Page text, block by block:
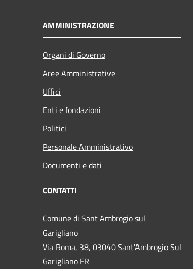
AMMINISTRAZIONE
Organi di Governo
Aree Amministrative
Uffici
Enti e fondazioni
Politici
Personale Amministrativo
Documenti e dati
CONTATTI
Comune di Sant Ambrogio sul
Garigliano
Via Roma, 38, 03040 Sant'Ambrogio Sul
Garigliano FR